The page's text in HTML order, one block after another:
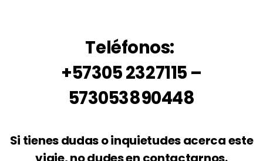
Teléfonos:
+57305 2327115 –
573053890448
Si tienes dudas o inquietudes acerca este